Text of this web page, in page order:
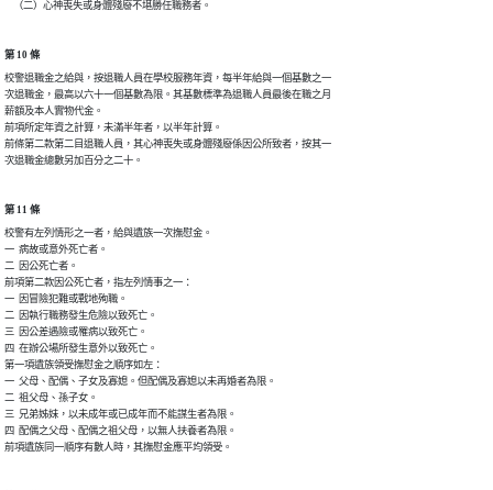
    （二）心神喪失或身體殘廢不堪勝任職務者。
第 10 條
校警退職金之給與，按退職人員在學校服務年資，每半年給與一個基數之一
次退職金，最高以六十一個基數為限。其基數標準為退職人員最後在職之月
薪額及本人實物代金。
前項所定年資之計算，未滿半年者，以半年計算。
前條第二款第二目退職人員，其心神喪失或身體殘廢係因公所致者，按其一
次退職金總數另加百分之二十。
第 11 條
校警有左列情形之一者，給與遺族一次撫慰金。
一  病故或意外死亡者。
二  因公死亡者。
前項第二款因公死亡者，指左列情事之一：
一  因冒險犯難或戰地殉職。
二  因執行職務發生危險以致死亡。
三  因公差遇險或罹病以致死亡。
四  在辦公場所發生意外以致死亡。
第一項遺族領受撫慰金之順序如左：
一  父母、配偶、子女及寡媳。但配偶及寡媳以未再婚者為限。
二  祖父母、孫子女。
三  兄弟姊妹，以未成年或已成年而不能謀生者為限。
四  配偶之父母、配偶之祖父母，以無人扶養者為限。
前項遺族同一順序有數人時，其撫慰金應平均領受。